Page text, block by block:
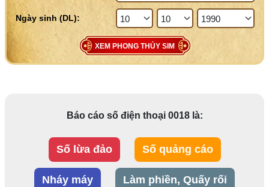
XEM PHONG THỦY SIM
Báo cáo số điện thoại 0018 là:
Số lừa đảo Số quảng cáo
Nháy máy Làm phiền, Quấy rối